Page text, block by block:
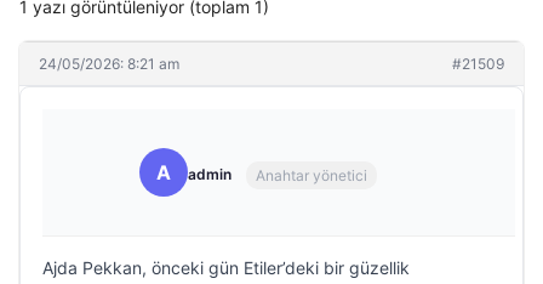
1 yazı görüntüleniyor (toplam 1)
24/05/2026: 8:21 am #21509
A admin Anahtar yönetici
Ajda Pekkan, önceki gün Etiler’deki bir güzellik